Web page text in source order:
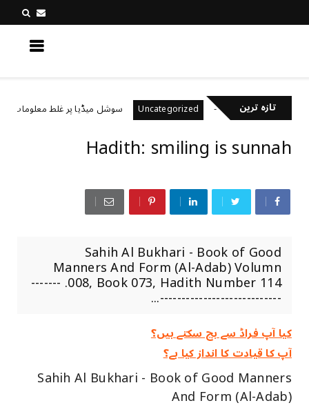
تازہ ترین
رکھتے ہیں؟ Uncategorized سوشل میڈیا پر غلط معلومات کیسے
Hadith: smiling is sunnah
Sahih Al Bukhari - Book of Good
Manners And Form (Al-Adab) Volumn
008, Book 073, Hadith Number 114. -------
----------------------------...
کیا آپ فراڈ سے بچ سکتے ہیں؟
آپ کا قیادت کا انداز کیا ہے؟
Sahih Al Bukhari - Book of Good Manners
And Form (Al-Adab)